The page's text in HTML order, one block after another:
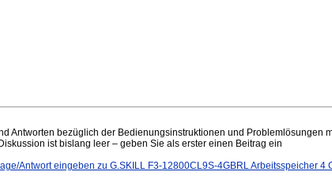
Antworten bezüglich der Bedienungsinstruktionen und Problemlösungen
ist bislang leer – geben Sie als erster einen Beitrag ein
Antwort eingeben zu G.SKILL F3-12800CL9S-4GBRL Arbeitsspeicher 4